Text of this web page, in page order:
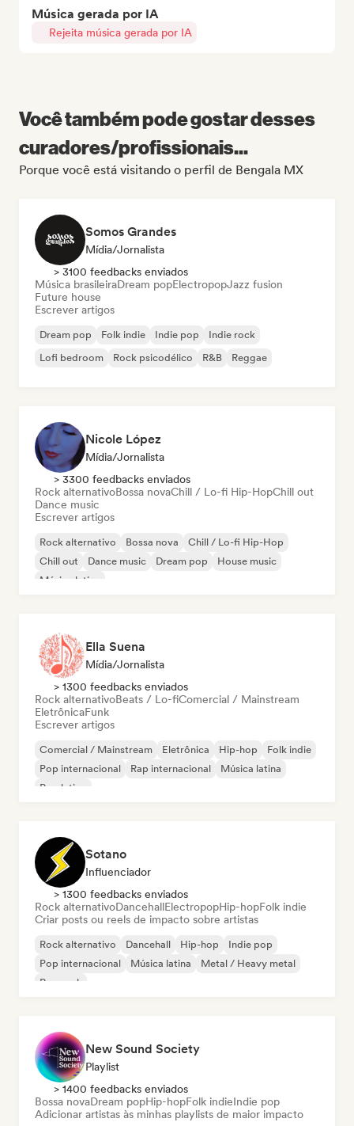
Música gerada por IA
Rejeita música gerada por IA
Você também pode gostar desses
curadores/profissionais...
Porque você está visitando o perfil de Bengala MX
Somos Grandes
Mídia/Jornalista
> 3100 feedbacks enviados
Música brasileiraDream popElectropopJazz fusion
Future house
Escrever artigos
Dream pop Folk indie Indie pop
Indie rock
Lofi bedroom
Rock psicodélico R&B Reggae
Nicole López
Mídia/Jornalista
> 3300 feedbacks enviados
Rock alternativoBossa novaChill / Lo-fi Hip-HopChill out
Dance music
Escrever artigos
Rock alternativo Bossa nova
Chill / Lo-fi Hip-Hop
Chill out
Dance music Dream pop
House music
Música latina
Ella Suena
Mídia/Jornalista
> 1300 feedbacks enviados
Rock alternativoBeats / Lo-fiComercial / Mainstream
EletrônicaFunk
Escrever artigos
Comercial / Mainstream Eletrônica Hip-hop
Folk indie
Pop internacional
Rap internacional
Música latina
Pop latino
Sotano
Influenciador
> 1300 feedbacks enviados
Rock alternativoDancehallElectropopHip-hopFolk indie
Criar posts ou reels de impacto sobre artistas
Rock alternativo Dancehall Hip-hop
Indie pop
Pop internacional
Música latina
Metal / Heavy metal
Pop rock
New Sound Society
Playlist
> 1400 feedbacks enviados
Bossa novaDream popHip-hopFolk indieIndie pop
Adicionar artistas às minhas playlists de maior impacto